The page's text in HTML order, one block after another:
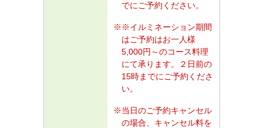
でにご予約ください。
※イルミネーション期間
はご予約はお一人様
5,000円～のコース料理
にて承ります。２日前の
15時までにご予約くださ
い。
当日のご予約キャンセル
の場合、キャンセル料を